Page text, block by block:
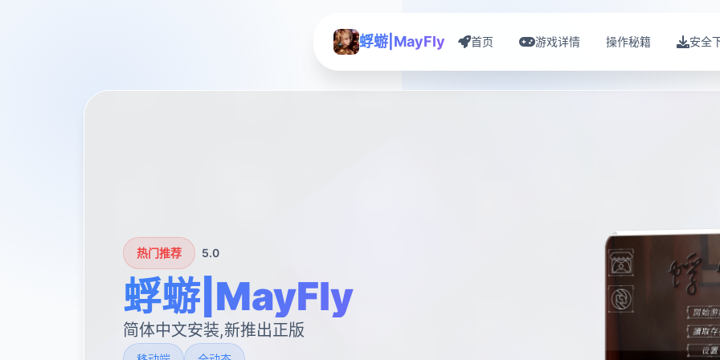
蜉蝣|MayFly 首页 游戏详情 操作秘籍 安全
热门推荐 5.0
蜉蝣|MayFly
简体中文安装,新推出正版